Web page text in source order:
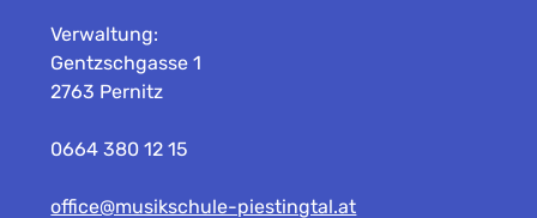
Verwaltung:
Gentzschgasse 1
2763 Pernitz
0664 380 12 15
office@musikschule-piestingtal.at